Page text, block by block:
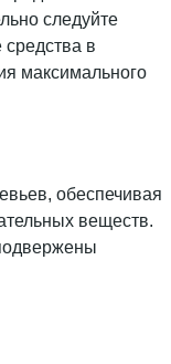
следуйте
в
максимального
обеспечивая
веществ.